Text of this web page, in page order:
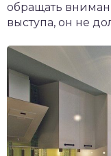
обращать
выступа, он не